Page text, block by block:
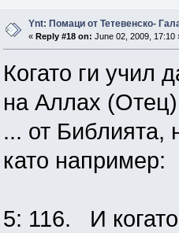
Ynt: Помаци от Тетевенско-
« Reply #18 on: June 02, 2009, 17:10
Когато ги учил
на Аллах
... от Библията,
като например:
5: 116. И